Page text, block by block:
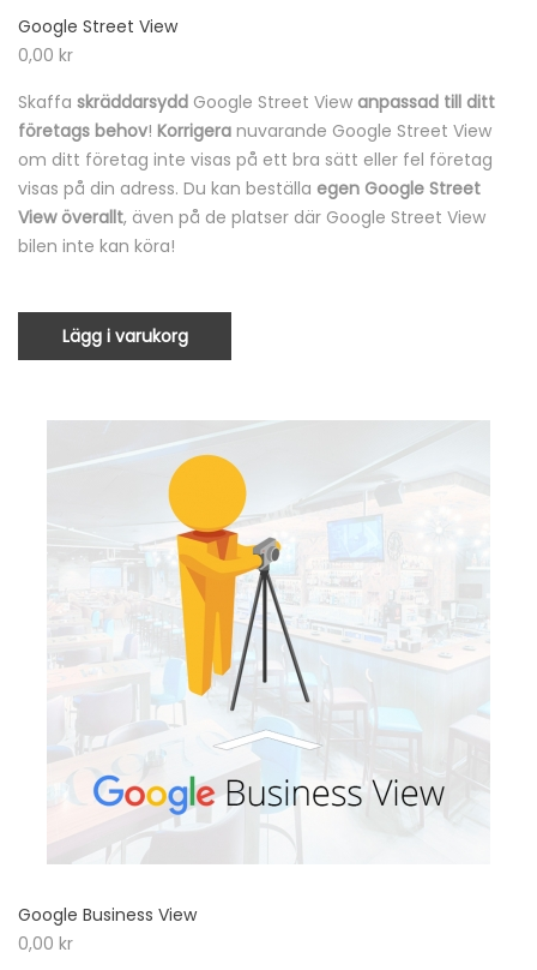
Google Street View
0,00 kr
Skaffa skräddarsydd Google Street View anpassad till ditt
företags behov! Korrigera nuvarande Google Street View
om ditt företag inte visas på ett bra sätt eller fel företag
visas på din adress. Du kan beställa egen Google Street
View överallt, även på de platser där Google Street View
bilen inte kan köra!
Lägg i varukorg
Google Business View
0,00 kr